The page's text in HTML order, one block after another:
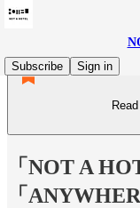
Subscribe
Sign in
「NOT A
「